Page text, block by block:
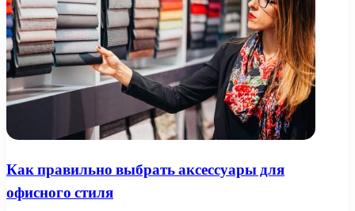
Как правильно выбрать аксессуары для
офисного стиля